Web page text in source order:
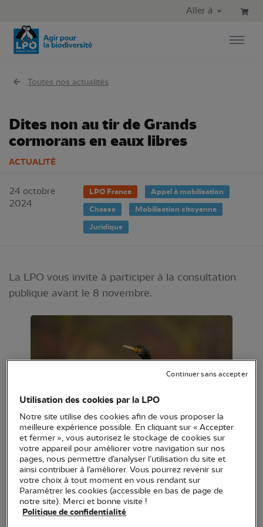
Aller au menu principal
Aller à
Toutes nos actualités
Dites non au tir de Grands
cormorans en eaux libres
ACTUALITÉ
24 octobre
2024
LPO France
Appel à mobilisation
Chasse
Mobilisation citoyenne
Juridique
La LPO vous invite à participer à la consultation
publique avant le 8 novembre.
Grand cormoran © Robert Ruidl
Suite à
la décision du conseil d’Etat du 8 juillet 2024
Utilisation des cookies par la LPO
Notre site utilise des cookies afin de vous proposer la
meilleure expérience possible. En cliquant sur « Accepter
et fermer », vous autorisez le stockage de cookies sur
votre appareil pour améliorer votre navigation sur nos
pages, nous permettre d’analyser l’utilisation du site et
ainsi contribuer à l’améliorer. Vous pourrez revenir sur
votre choix à tout moment en vous rendant sur
Paramétrer les cookies (accessible en bas de page de
notre site). Merci et bonne visite !
Politique de confidentialité
Continuer sans accepter